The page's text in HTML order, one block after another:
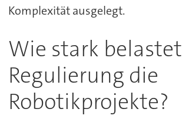
Komplexität ausgelegt.
Wie stark belastet
Regulierung die
Robotikprojekte?